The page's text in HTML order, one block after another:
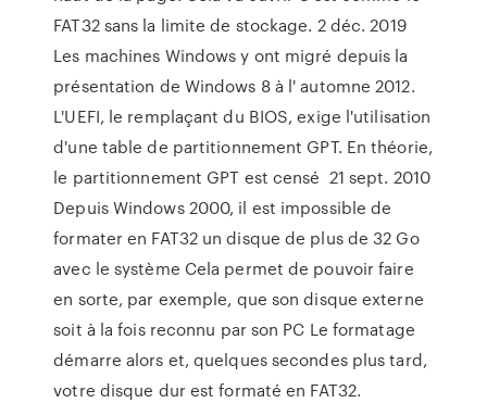
FAT32 sans la limite de stockage. 2 déc. 2019
Les machines Windows y ont migré depuis la
présentation de Windows 8 à l' automne 2012.
L'UEFI, le remplaçant du BIOS, exige l'utilisation
d'une table de partitionnement GPT. En théorie,
le partitionnement GPT est censé 21 sept. 2010
Depuis Windows 2000, il est impossible de
formater en FAT32 un disque de plus de 32 Go
avec le système Cela permet de pouvoir faire
en sorte, par exemple, que son disque externe
soit à la fois reconnu par son PC Le formatage
démarre alors et, quelques secondes plus tard,
votre disque dur est formaté en FAT32.